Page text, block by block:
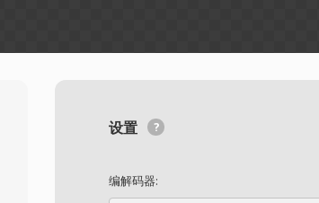
设置
编解码器: